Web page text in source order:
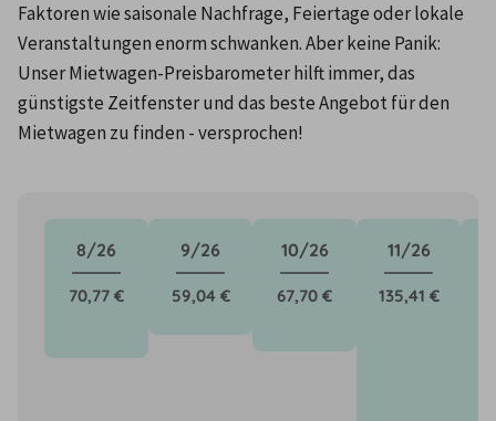
Faktoren wie saisonale Nachfrage, Feiertage oder lokale
Veranstaltungen enorm schwanken. Aber keine Panik:
Unser Mietwagen-Preisbarometer hilft immer, das
günstigste Zeitfenster und das beste Angebot für den
Mietwagen zu finden - versprochen!
8/26
70,77 €
9/26
59,04 €
10/26
67,70 €
11/26
135,41 €